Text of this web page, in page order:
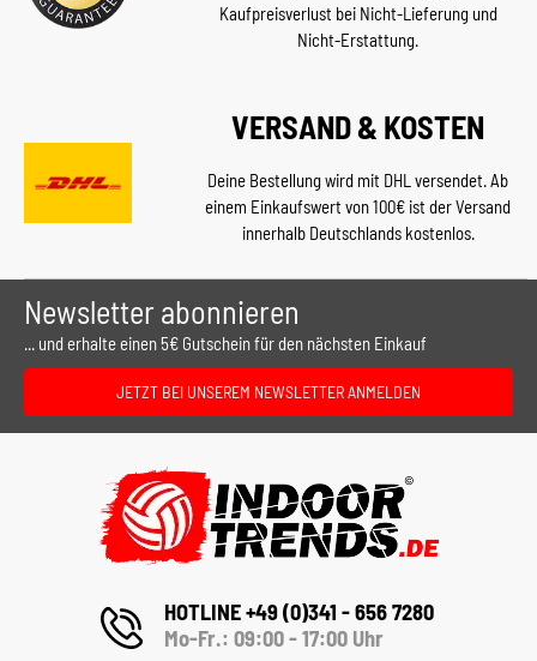
Kaufpreisverlust bei Nicht-Lieferung und
Nicht-Erstattung.
VERSAND & KOSTEN
Deine Bestellung wird mit DHL versendet. Ab
einem Einkaufswert von 100€ ist der Versand
innerhalb Deutschlands kostenlos.
Newsletter abonnieren
... und erhalte einen 5€ Gutschein für den nächsten Einkauf
JETZT BEI UNSEREM NEWSLETTER ANMELDEN
HOTLINE +49 (0)341 - 656 7280
Mo-Fr.: 09:00 - 17:00 Uhr